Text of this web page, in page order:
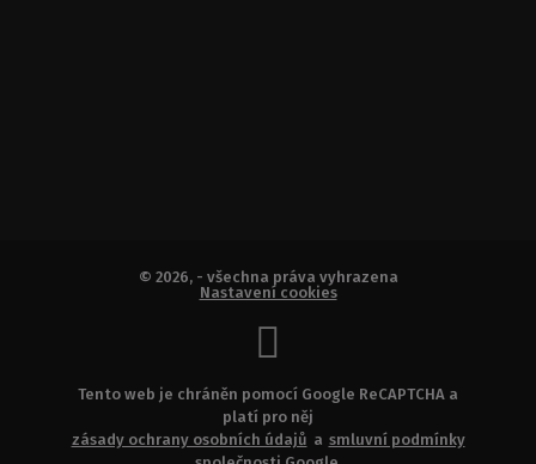
© 2026, - všechna práva vyhrazena
Nastavení cookies
Tento web je chráněn pomocí Google ReCAPTCHA a
platí pro něj
zásady ochrany osobních údajů a smluvní podmínky